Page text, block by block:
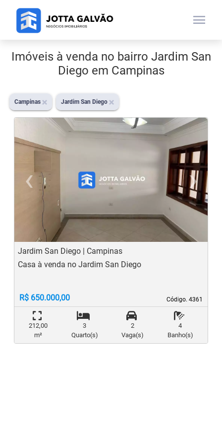
menu
Imóveis à venda no bairro Jardim San
Diego em Campinas
Campinas Jardim San Diego
‹
Previous
›
Jardim San Diego | Campinas
Código. 4361
Código. 4361
Casa à venda no Jardim San Diego
R$ 650.000,00
212,00
m²
3
Quarto(s)
2
Vaga(s)
4
Banho(s)